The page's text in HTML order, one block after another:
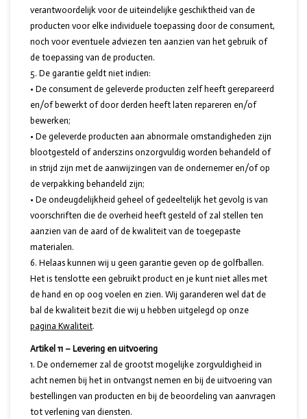
verantwoordelijk voor de uiteindelijke geschiktheid van de
producten voor elke individuele toepassing door de consument,
noch voor eventuele adviezen ten aanzien van het gebruik of
de toepassing van de producten.
De garantie geldt niet indien:
• De consument de geleverde producten zelf heeft gerepareerd
en/of bewerkt of door derden heeft laten repareren en/of
bewerken;
• De geleverde producten aan abnormale omstandigheden zijn
blootgesteld of anderszins onzorgvuldig worden behandeld of
in strijd zijn met de aanwijzingen van de ondernemer en/of op
de verpakking behandeld zijn;
• De ondeugdelijkheid geheel of gedeeltelijk het gevolg is van
voorschriften die de overheid heeft gesteld of zal stellen ten
aanzien van de aard of de kwaliteit van de toegepaste
materialen.
Helaas kunnen wij u geen garantie geven op de golfballen.
Het is tenslotte een gebruikt product en je kunt niet alles met
de hand en op oog voelen en zien. Wij garanderen wel dat de
bal de kwaliteit bezit die wij u hebben uitgelegd op onze
pagina Kwaliteit.
Artikel 11 – Levering en uitvoering
De ondernemer zal de grootst mogelijke zorgvuldigheid in
acht nemen bij het in ontvangst nemen en bij de uitvoering van
bestellingen van producten en bij de beoordeling van aanvragen
tot verlening van diensten.